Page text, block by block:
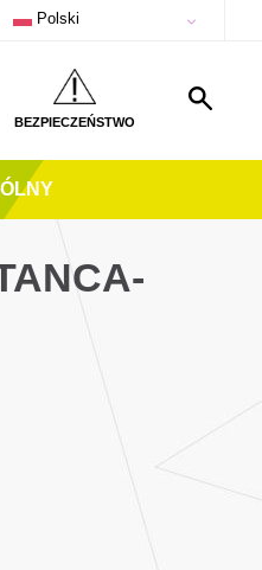
Polski
BEZPIECZEŃSTWO